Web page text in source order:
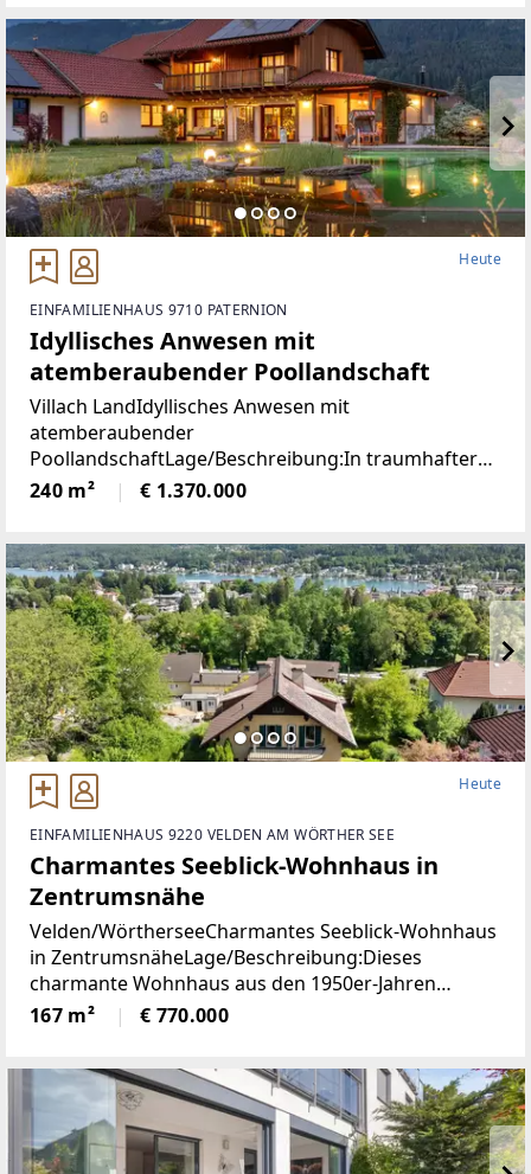
Heute
EINFAMILIENHAUS 9710 PATERNION
Idyllisches Anwesen mit
atemberaubender Poollandschaft
Villach LandIdyllisches Anwesen mit
atemberaubender
PoollandschaftLage/Beschreibung:In traumhafter
Lage von Feffernitz präsentiert sich dieses
außergewöhnliche Anwesen als wahres Refugium
240 m² € 1.370.000
Heute
EINFAMILIENHAUS 9220 VELDEN AM WÖRTHER SEE
Charmantes Seeblick-Wohnhaus in
Zentrumsnähe
Velden/WörtherseeCharmantes Seeblick-Wohnhaus
in ZentrumsnäheLage/Beschreibung:Dieses
charmante Wohnhaus aus den 1950er-Jahren
vereint eine hervorragende Aussichtslage mit viel
Potenzial zur Verwirklichung individueller
167 m² € 770.000